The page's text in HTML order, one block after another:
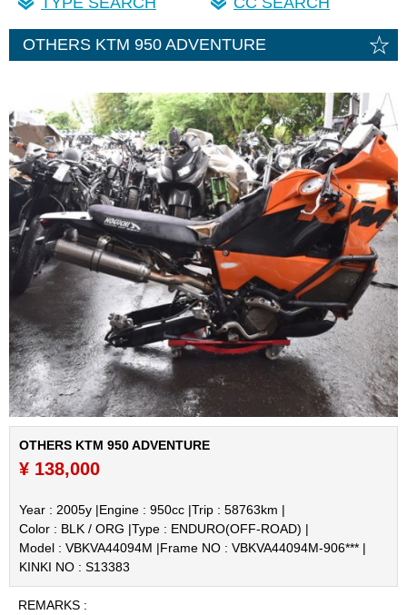
OTHERS KTM 950 ADVENTURE ☆
OTHERS KTM 950 ADVENTURE
¥ 138,000
Year : 2005y |Engine : 950cc |Trip : 58763km |
Color : BLK / ORG |Type : ENDURO(OFF-ROAD) |
Model : VBKVA44094M |Frame NO : VBKVA44094M-906*** |
KINKI NO : S13383
REMARKS :